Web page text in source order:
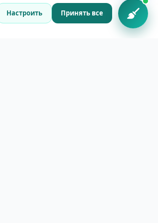
Антакальнис Фабийонишкес
Настроить Принять все